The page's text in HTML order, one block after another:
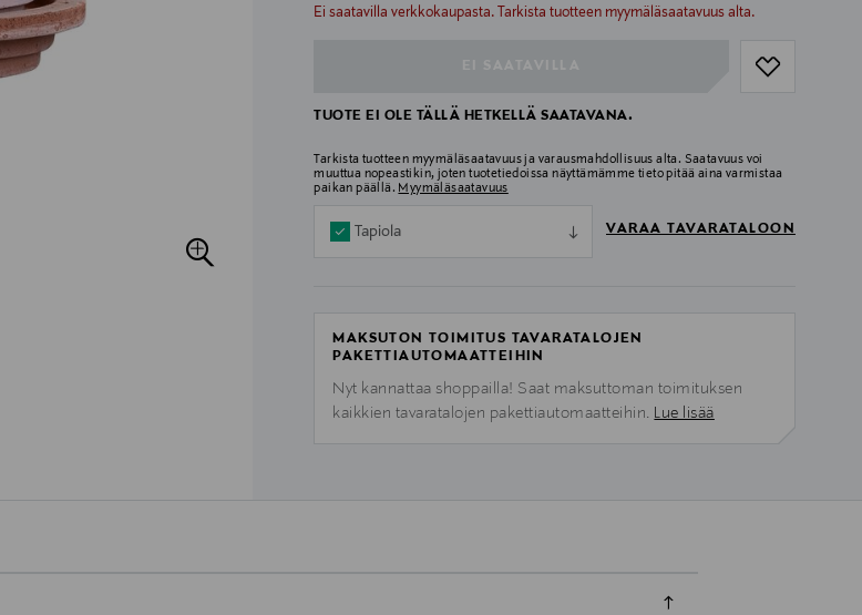
Ei saatavilla verkkokaupasta. Tarkista tuotteen myymäläsaatavuus alta.
null
TUOTE EI OLE TÄLLÄ HETKELLÄ SAATAVANA.
Tarkista tuotteen myymäläsaatavuus ja varausmahdollisuus alta. Saatavuus voi
muuttua nopeastikin, joten tuotetiedoissa näyttämämme tieto pitää aina varmistaa
paikan päällä. Myymäläsaatavuus
Tapiola VARAA TAVARATALOON
MAKSUTON TOIMITUS TAVARATALOJEN
PAKETTIAUTOMAATTEIHIN
Nyt kannattaa shoppailla! Saat maksuttoman toimituksen
kaikkien tavaratalojen pakettiautomaatteihin. Lue lisää